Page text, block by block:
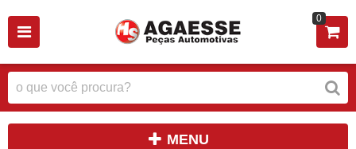
0
MENU